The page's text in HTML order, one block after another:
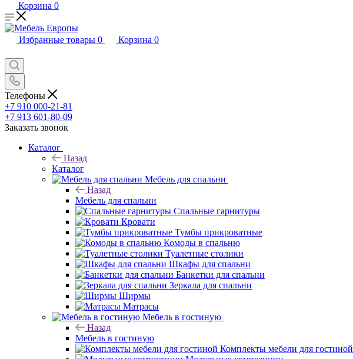
Корзина 0
Избранные товары 0 Корзина 0
Телефоны
+7 910 000-21-81
+7 913 601-80-09
Заказать звонок
Каталог
Назад
Каталог
Мебель для спальни
Назад
Мебель для спальни
Спальные гарнитуры
Кровати
Тумбы прикроватные
Комоды в спальню
Туалетные столики
Шкафы для спальни
Банкетки для спальни
Зеркала для спальни
Ширмы
Матрасы
Мебель в гостиную
Назад
Мебель в гостиную
Комплекты мебели для гостиной